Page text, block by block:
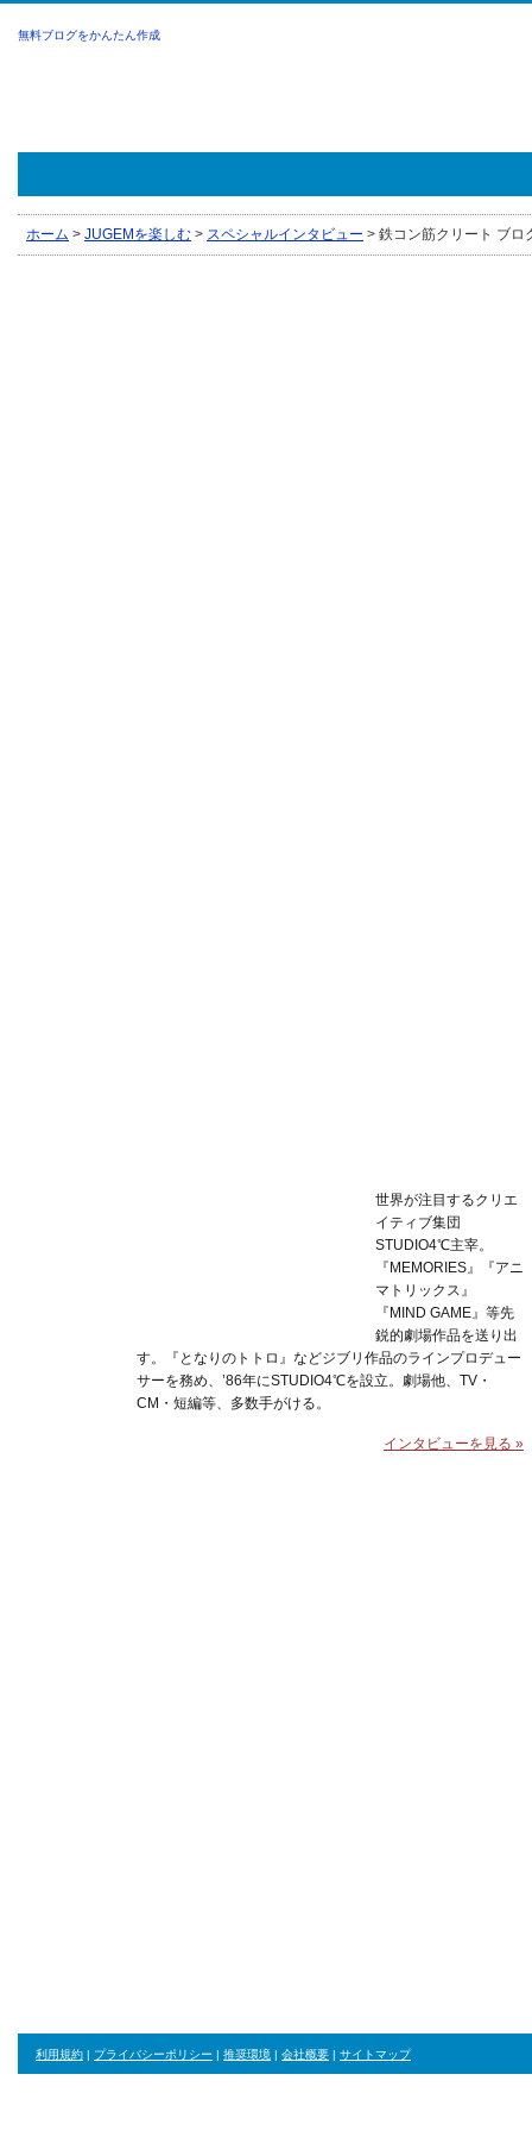
無料ブログをかんたん作成
ホーム > JUGEMを楽しむ > スペシャルインタビュー > 鉄コン筋クリート ブロ
世界が注目するクリエ
イティブ集団
STUDIO4℃主宰。
『MEMORIES』『アニ
マトリックス』
『MIND GAME』等先
鋭的劇場作品を送り出
す。『となりのトトロ』などジブリ作品のラインプロデュー
サーを務め、’86年にSTUDIO4℃を設立。劇場他、TV・
CM・短編等、多数手がける。
インタビューを見る »
利用規約 | プライバシーポリシー | 推奨環境 | 会社概要 | サイトマップ